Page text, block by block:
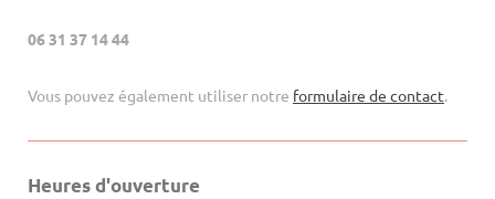
06 31 37 14 44
Vous pouvez également utiliser notre formulaire de contact.
Heures d'ouverture